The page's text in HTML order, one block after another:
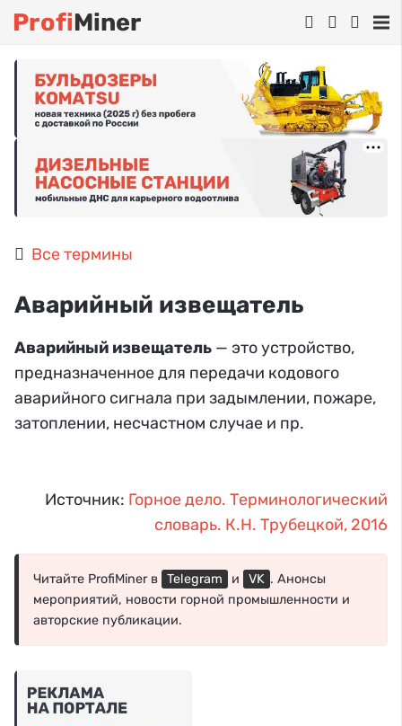
ProfiMiner
Все термины
Аварийный извещатель
Аварийный извещатель — это устройство,
предназначенное для передачи кодового
аварийного сигнала при задымлении, пожаре,
затоплении, несчастном случае и пр.
Источник: Горное дело. Терминологический
словарь. К.Н. Трубецкой, 2016
Читайте ProfiMiner в Telegram и VK . Анонсы
мероприятий, новости горной промышленности и
авторские публикации.